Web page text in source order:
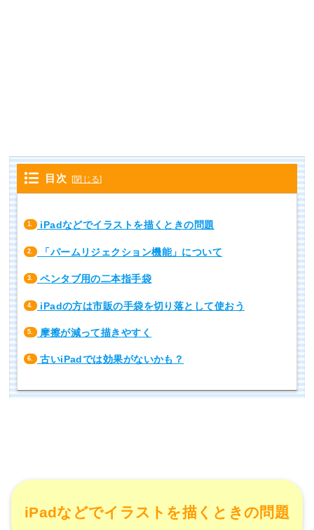
目次 [閉じる]
1. iPadなどでイラストを描くときの問題
2. 「パームリジェクション機能」について
3. ペンタブ用の二本指手袋
4. iPadの方は市販の手袋を切り落として使おう
5. 摩擦が減って描きやすく
6. 古いiPadでは効果がないかも？
iPadなどでイラストを描くときの問題